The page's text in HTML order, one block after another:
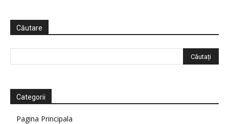
Căutare
Categorii
Pagina Principala